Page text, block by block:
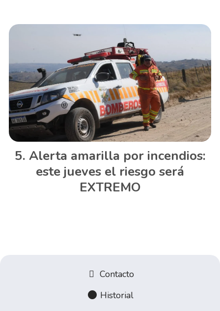
Alerta amarilla por incendios:
este jueves el riesgo será
EXTREMO
Contacto
Historial